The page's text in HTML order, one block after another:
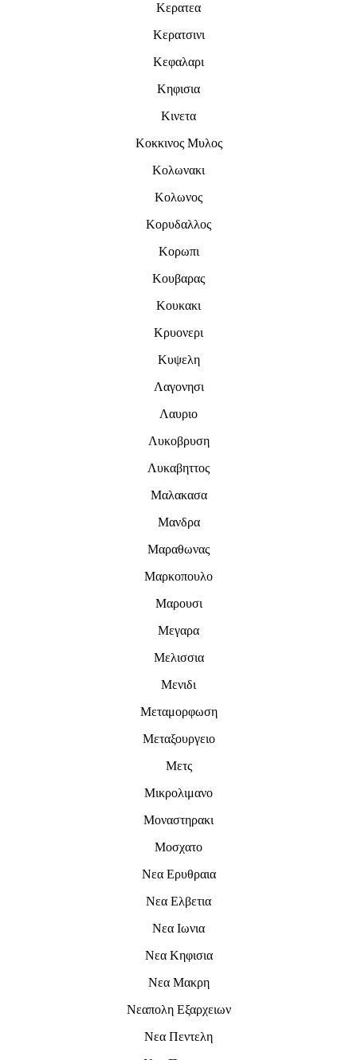
Κερατεα
Κερατσινι
Κεφαλαρι
Κηφισια
Κινετα
Κοκκινος Μυλος
Κολωνακι
Κολωνος
Κορυδαλλος
Κορωπι
Κουβαρας
Κουκακι
Κρυονερι
Κυψελη
Λαγονησι
Λαυριο
Λυκοβρυση
Λυκαβηττος
Μαλακασα
Μανδρα
Μαραθωνας
Μαρκοπουλο
Μαρουσι
Μεγαρα
Μελισσια
Μενιδι
Μεταμορφωση
Μεταξουργειο
Μετς
Μικρολιμανο
Μοναστηρακι
Μοσχατο
Νεα Ερυθραια
Νεα Ελβετια
Νεα Ιωνια
Νεα Κηφισια
Νεα Μακρη
Νεαπολη Εξαρχειων
Νεα Πεντελη